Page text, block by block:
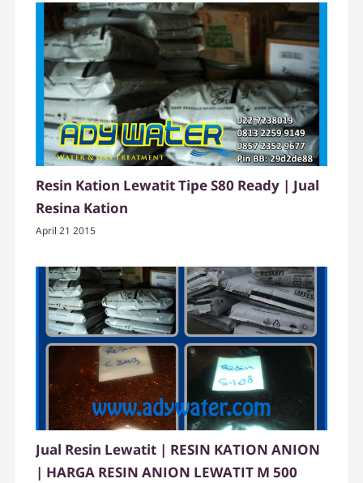
Resin Kation Lewatit Tipe S80 Ready | Jual
Resina Kation
April 21 2015
Jual Resin Lewatit | RESIN KATION ANION
| HARGA RESIN ANION LEWATIT M 500